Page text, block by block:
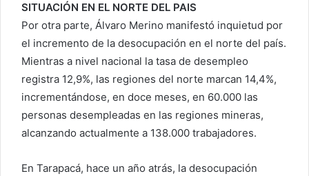
SITUACIÓN EN EL NORTE DEL PAIS
Por otra parte, Álvaro Merino manifestó inquietud por
el incremento de la desocupación en el norte del país.
Mientras a nivel nacional la tasa de desempleo
registra 12,9%, las regiones del norte marcan 14,4%,
incrementándose, en doce meses, en 60.000 las
personas desempleadas en las regiones mineras,
alcanzando actualmente a 138.000 trabajadores.
En Tarapacá, hace un año atrás, la desocupación